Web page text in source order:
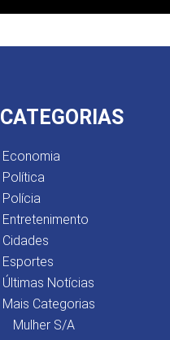
CATEGORIAS
Economia
Política
Polícia
Entretenimento
Cidades
Esportes
Últimas Notícias
Mais Categorias
Mulher S/A